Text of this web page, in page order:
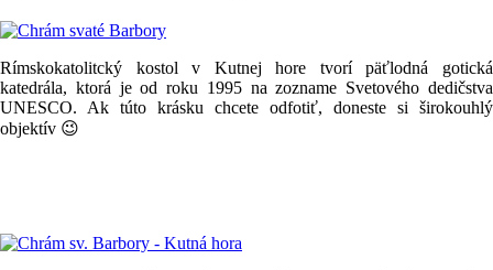
Rímskokatolitcký kostol v Kutnej hore tvorí päťlodná gotická
katedrála, ktorá je od roku 1995 na zozname Svetového dedičstva
UNESCO. Ak túto krásku chcete odfotiť, doneste si širokouhlý
objektív 😉